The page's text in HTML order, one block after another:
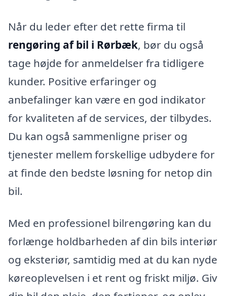
Når du leder efter det rette firma til
rengøring af bil i Rørbæk, bør du også
tage højde for anmeldelser fra tidligere
kunder. Positive erfaringer og
anbefalinger kan være en god indikator
for kvaliteten af de services, der tilbydes.
Du kan også sammenligne priser og
tjenester mellem forskellige udbydere for
at finde den bedste løsning for netop din
bil.
Med en professionel bilrengøring kan du
forlænge holdbarheden af din bils interiør
og eksteriør, samtidig med at du kan nyde
køreoplevelsen i et rent og friskt miljø. Giv